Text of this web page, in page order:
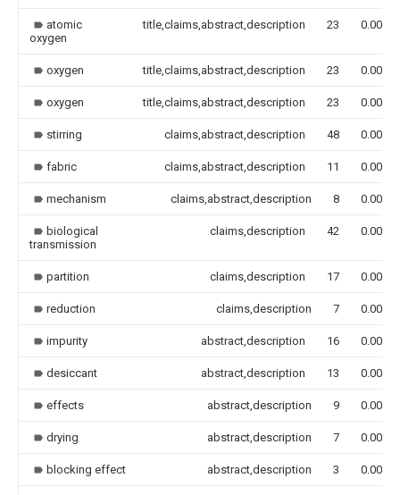
atomic
oxygen
title,claims,abstract,description 23 0.000
oxygen title,claims,abstract,description 23 0.000
oxygen title,claims,abstract,description 23 0.000
stirring claims,abstract,description 48 0.000
fabric claims,abstract,description 11 0.000
mechanism claims,abstract,description 8 0.000
biological
transmission
claims,description 42 0.000
partition claims,description 17 0.000
reduction claims,description 7 0.000
impurity abstract,description 16 0.000
desiccant abstract,description 13 0.000
effects abstract,description 9 0.000
drying abstract,description 7 0.000
blocking effect abstract,description 3 0.000